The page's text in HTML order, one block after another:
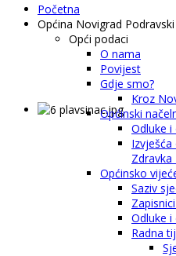
Početna
Općina Novigrad Podravski
Opći podaci
O nama
Povijest
Gdje smo?
Kroz
Općinski
Odluke
Izvješća
Zdravka
Općinsko
Saziv
Odluke
Radna